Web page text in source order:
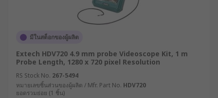
มีในสต็อกของผู้ผลิต
Extech HDV720 4.9 mm probe Videoscope Kit, 1 m
Probe Length, 1280 x 720 pixel Resolution
RS Stock No. 267-5494
หมายเลขชิ้นส่วนของผู้ผลิต / Mfr. Part No. HDV720
ยอดรวมย่อย (1 ชิ้น)